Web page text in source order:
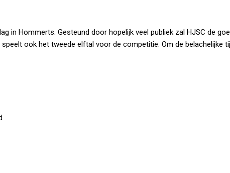
in Hommerts. Gesteund door hopelijk veel publiek zal HJSC de
speelt ook het tweede elftal voor de competitie. Om de belachelijke